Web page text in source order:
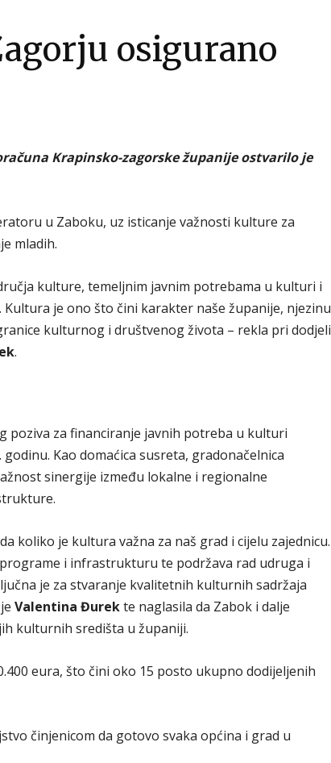
osigurano
Krapinsko-zagorske županije ostvarilo je
u Zaboku, uz isticanje važnosti kulture za
mladih.
kulture, temeljnim javnim potrebama u kulturi i
je ono što čini karakter naše županije, njezinu
kulturnog i društvenog života – rekla pri dodjeli
.
poziva za financiranje javnih potreba u kulturi
Kao domaćica susreta, gradonačelnica
sinergije između lokalne i regionalne
koliko je kultura važna za naš grad i cijelu zajednicu.
i infrastrukturu te podržava rad udruga i
je za stvaranje kvalitetnih kulturnih sadržaja
Valentina Đurekte naglasila da Zabok i dalje
kulturnih središta u županiji.
eura, što čini oko 15 posto ukupno dodijeljenih
činjenicom da gotovo svaka općina i grad u